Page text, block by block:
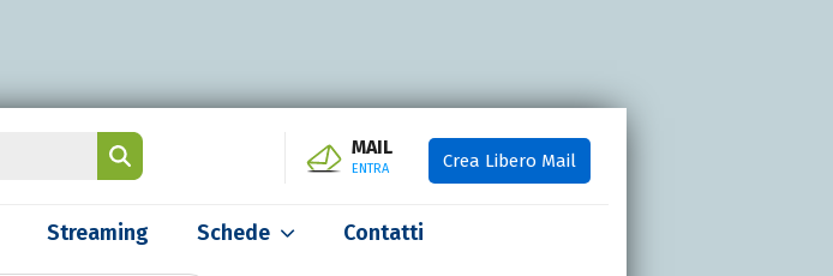
MAIL
ENTRA Crea Libero Mail
Streaming Schede Contatti